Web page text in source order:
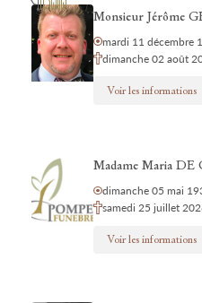
Monsieur Jérôme
mardi 11 décembre
dimanche 02 août
Voir les informations
Madame Maria DE
dimanche 05 mai
samedi 25 juillet
Voir les informations